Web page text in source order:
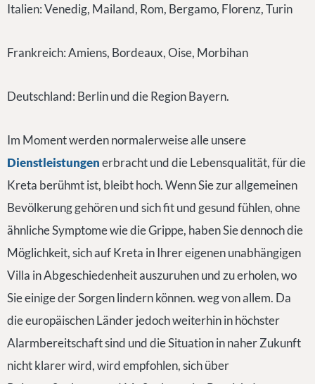
Italien: Venedig, Mailand, Rom, Bergamo, Florenz, Turin
Frankreich: Amiens, Bordeaux, Oise, Morbihan
Deutschland: Berlin und die Region Bayern.
Im Moment werden normalerweise alle unsere
Dienstleistungenerbracht und die Lebensqualität, für die
Kreta berühmt ist, bleibt hoch. Wenn Sie zur allgemeinen
Bevölkerung gehören und sich fit und gesund fühlen, ohne
ähnliche Symptome wie die Grippe, haben Sie dennoch die
Möglichkeit, sich auf Kreta in Ihrer eigenen unabhängigen
Villa in Abgeschiedenheit auszuruhen und zu erholen, wo
Sie einige der Sorgen lindern können. weg von allem. Da
die europäischen Länder jedoch weiterhin in höchster
Alarmbereitschaft sind und die Situation in naher Zukunft
nicht klarer wird, wird empfohlen, sich über